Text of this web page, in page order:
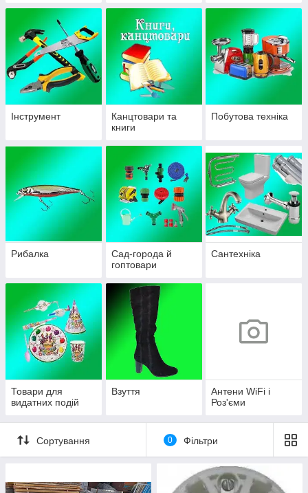
Інструмент
Канцтовари та
книги
Побутова техніка
Рибалка
Сад-города й
гоптовари
Сантехніка
Товари для
видатних подій
Взуття
Антени WiFi і
Роз'єми
Сортування 0 Фільтри